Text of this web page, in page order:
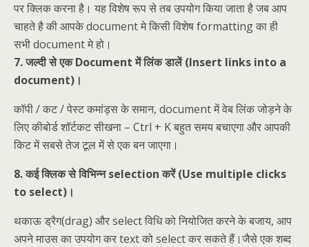
पर क्लिक करना है। यह विशेष रूप से तब उपयोग किया जाता है जब आप
चाहते है की आपके document मे किसी विशेष formatting का ही
सभी document मे हो।
7. जल्दी से एक Document में लिंक डालें (Insert links into a
document)।
कॉपी / कट / पेस्ट कमांड्स के समान, document में वेब लिंक जोड़ने के
लिए कीबोर्ड शॉर्टकट सीखना – Ctrl + K बहुत समय बचाएगा और आपकी
किट में सबसे तेज टूल में से एक बन जाएगा।
8. कई क्लिक से विभिन्न selection करें (Use multiple clicks
to select)।
थकाऊ ड्रैग(drag) और select विधि को नियोजित करने के बजाय, आप
अपने माउस का उपयोग कर text को select कर सकते हैं।जैसे एक शब्द